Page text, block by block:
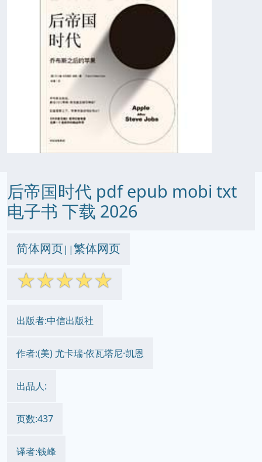
后帝国时代 pdf epub mobi txt
电子书 下载 2026
简体网页||繁体网页
☆☆☆☆☆
出版者:中信出版社
作者:(美) 尤卡瑞·依瓦塔尼·凯恩
出品人:
页数:437
译者:钱峰